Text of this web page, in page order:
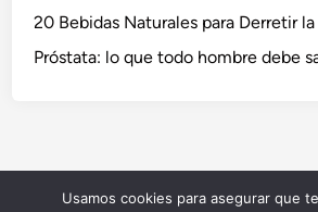
20 Bebidas Naturales para Derretir
Próstata: lo que todo hombre debe
Copyright © 2026NaturVida.
Usamos cookies para asegurar que